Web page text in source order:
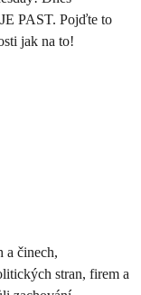
PAST. Pojďte to
jak na to!
a činech,
stran, firem a